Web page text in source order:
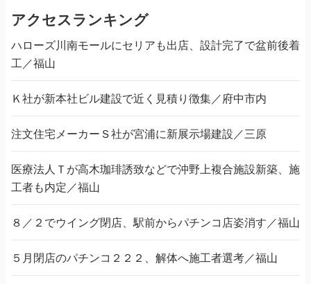
アクセスランキング
ハローズ川南モールにセリアも出店、設計完了で盆前後着
工／福山
Ｋ社が新本社ビル建設で近く見積り徴集／府中市内
注文住宅メーカーＳ社が宮浦に新展示場建設／三原
医療法人Ｔが高木珈琲誘致などで沖野上複合施設新築、施
工者も内定／福山
８／２でウイング閉店、駅前からパチンコ店姿消す／福山
５月閉店のパチンコ２２２、解体へ施工者選考／福山